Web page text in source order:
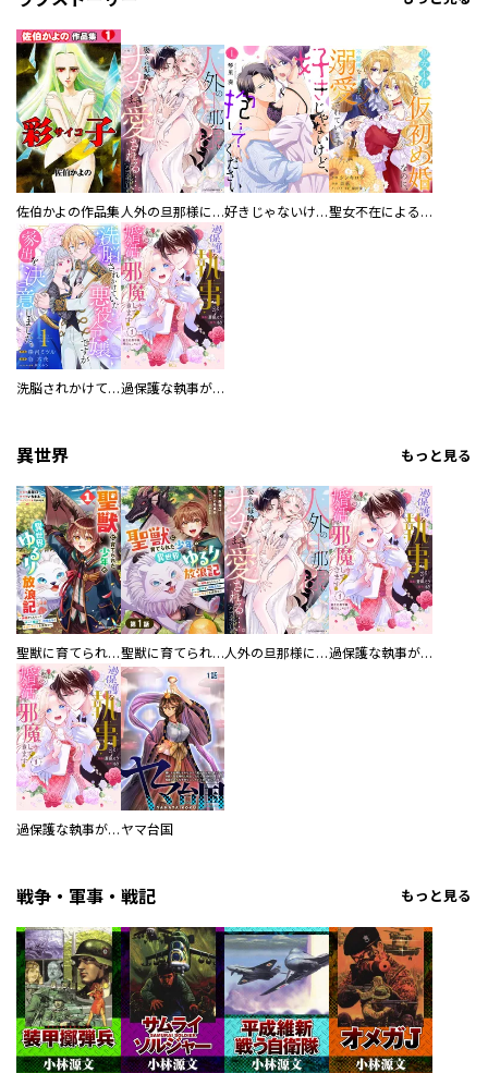
佐伯かよの作品集 人外の旦那様に娶られ毎晩ナカまで愛される…。アンソロジー 好きじゃないけど、抱いてください【電子単行本版／特典おまけ付き】 聖女不在による仮初め婚なのに、不器用な王太子に溺愛されています【電子単行本版／特典おまけ付き】
洗脳されかけていた悪役令嬢ですが家出を決意しました。【電子単行本版／特典おまけ付き】 過保護な執事が私の婚活を邪魔してきます！ 分冊版
異世界 もっと見る
聖獣に育てられた少年の異世界ゆるり放浪記～神様からもらったチート魔法で、仲間たちとスローライフを満喫中～ 聖獣に育てられた少年の異世界ゆるり放浪記～神様からもらったチート魔法で、仲間たちとスローライフを満喫中～【分冊版】 人外の旦那様に娶られ毎晩ナカまで愛される…。アンソロジー 過保護な執事が私の婚活を邪魔してきます！ 分冊版
過保護な執事が私の婚活を邪魔してきます！ ヤマ台国
戦争・軍事・戦記 もっと見る